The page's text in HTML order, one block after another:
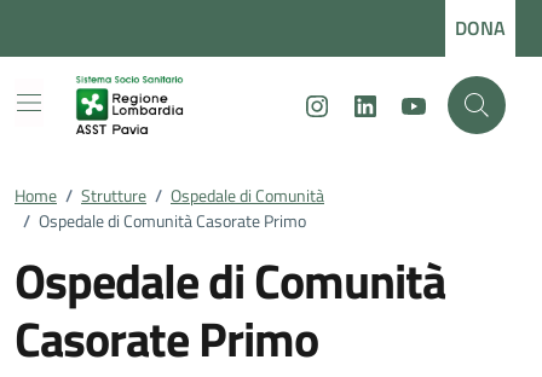
DONA
InstagramLinkedInYoutube
Home / Strutture / Ospedale di Comunità
/ Ospedale di Comunità Casorate Primo
Ospedale di Comunità
Casorate Primo